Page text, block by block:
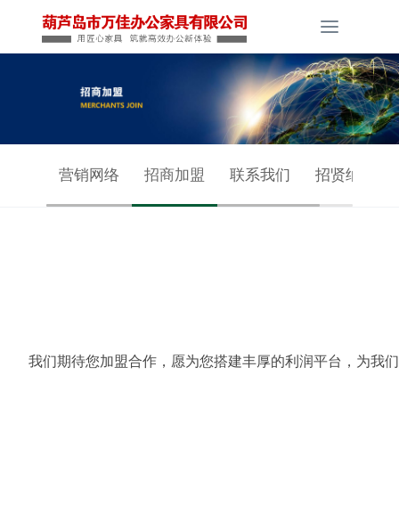
Toggle
营销网络 招商加盟 联系我们 招贤纳士
我们期待您加盟合作，愿为您搭建丰厚的利润平台，为我